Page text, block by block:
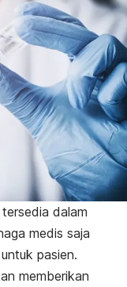
dalam
medis saja
pasien.
memberikan